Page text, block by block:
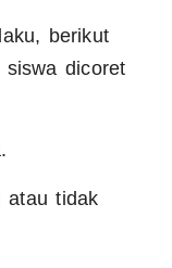
berikut
dicoret
atau tidak